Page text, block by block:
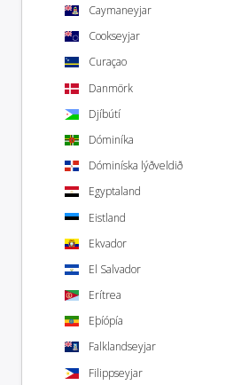
Caymaneyjar
Cookseyjar
Curaçao
Danmörk
Djíbútí
Dóminíka
Dóminíska lýðveldið
Egyptaland
Eistland
Ekvador
El Salvador
Erítrea
Eþíópía
Falklandseyjar
Filippseyjar